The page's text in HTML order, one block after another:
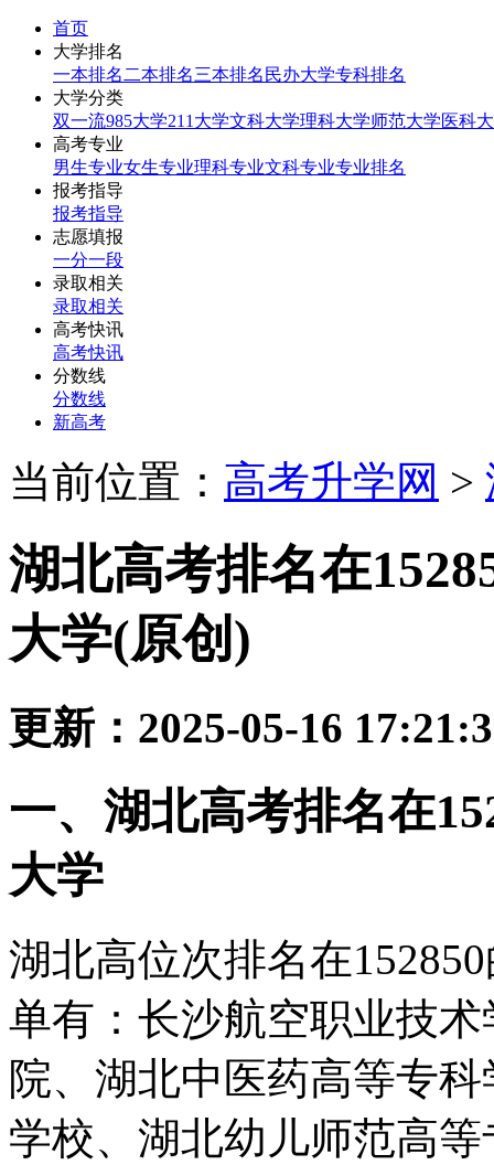
首页
大学排名
一本排名 二本排名三本排名 民办大学专科排名
大学分类
双一流985大学211大学文科大学理科大学师范大学医科
高考专业
男生专业女生专业理科专业文科专业专业排名
报考指导
报考指导
志愿填报
一分一段
录取相关
录取相关
高考快讯
高考快讯
分数线
分数线
新高考
当前位置： 高考升学网 >
湖北高考排名在
大学(原创)
更新：2025-05-16
一、湖北高考排名在
大学
湖北高位次排名在
单有：长沙航空职业技
院、湖北中医药高等专
学校、湖北幼儿师范高